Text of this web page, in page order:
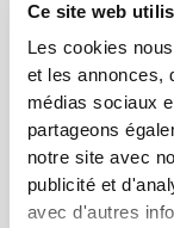
Ce site web
Les cookies
et les annonces,
médias sociaux
partageons
notre site avec
publicité et
avec d'autres
$98.45
Pantalon de
Elite